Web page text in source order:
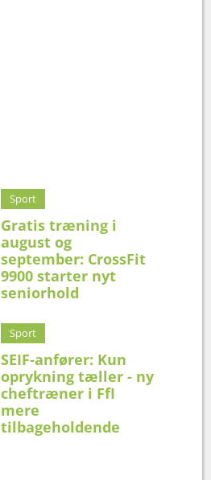
Sport
Gratis træning i
august og
september: CrossFit
9900 starter nyt
seniorhold
Sport
SEIF-anfører: Kun
oprykning tæller - ny
cheftræner i FfI
mere
tilbageholdende